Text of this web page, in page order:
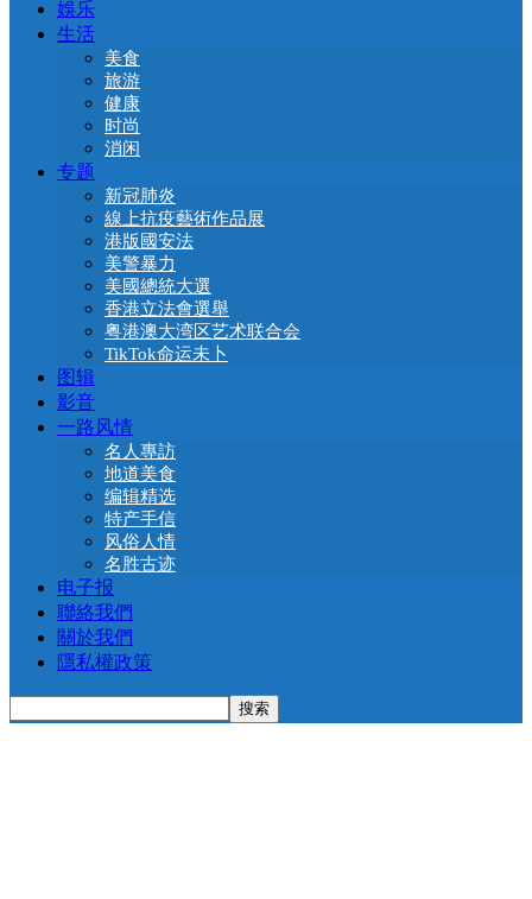
娛乐
生活
美食
旅游
健康
时尚
消闲
专题
新冠肺炎
線上抗疫藝術作品展
港版國安法
美警暴力
美國總統大選
香港立法會選舉
粤港澳大湾区艺术联合会
TikTok命运未卜
图辑
影音
一路风情
名人專訪
地道美食
编辑精选
特产手信
风俗人情
名胜古迹
电子报
聯絡我們
關於我們
隱私權政策